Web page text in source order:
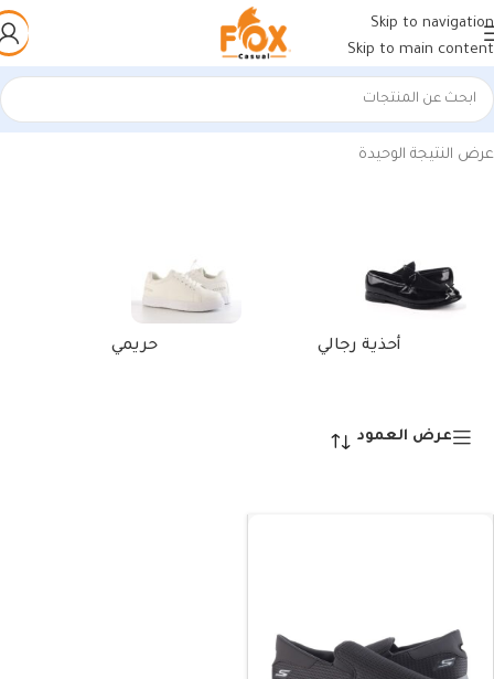
Skip to navigation
Skip to main content
الرئيسية/منتجات تحت الوسم “كوتش رياضي رمادي”
عرض النتيجة الوحيدة
أحذية رجالي حريمي
عرض العمود